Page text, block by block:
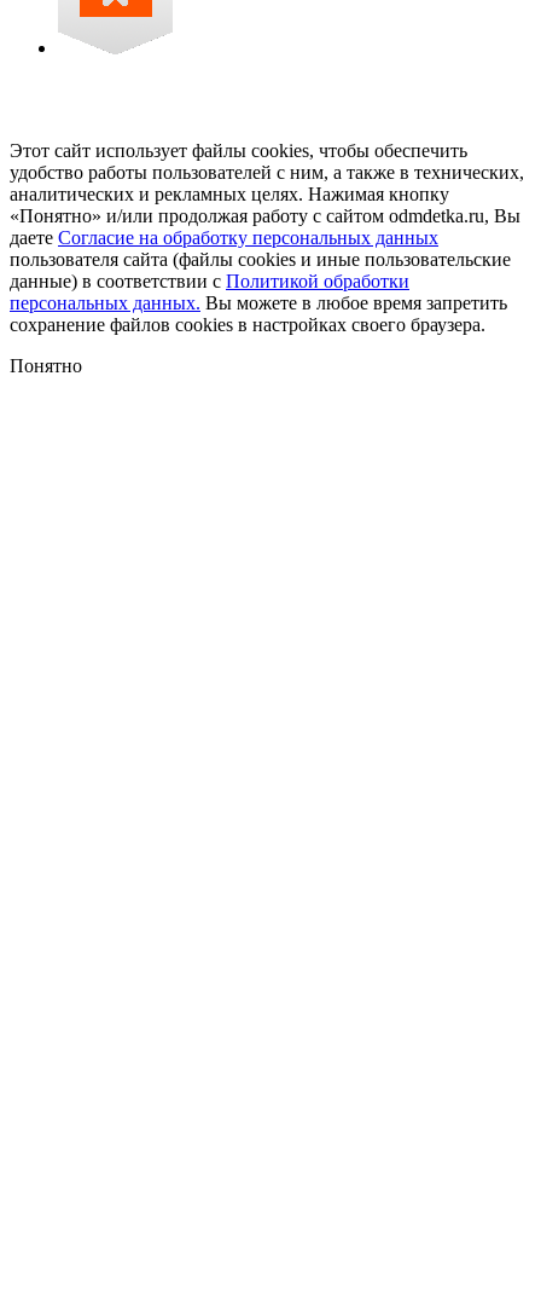
Этот сайт использует файлы cookies, чтобы обеспечить
удобство работы пользователей с ним, а также в технических,
аналитических и рекламных целях. Нажимая кнопку
«Понятно» и/или продолжая работу с сайтом odmdetka.ru, Вы
даете Согласие на обработку персональных данных
пользователя сайта (файлы cookies и иные пользовательские
данные) в соответствии с Политикой обработки
персональных данных. Вы можете в любое время запретить
сохранение файлов cookies в настройках своего браузера.
Понятно